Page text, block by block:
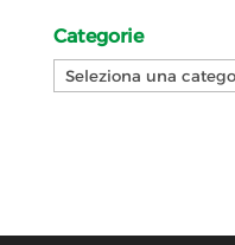
Categorie
Categorie